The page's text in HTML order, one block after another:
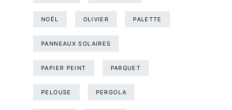
NOËL OLIVIER PALETTE
PANNEAUX SOLAIRES
PAPIER PEINT PARQUET
PELOUSE PERGOLA